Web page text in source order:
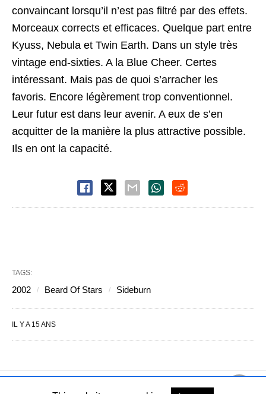
convaincant lorsqu’il n’est pas filtré par des effets.
Morceaux corrects et efficaces. Quelque part entre
Kyuss, Nebula et Twin Earth. Dans un style très
vintage end-sixties. A la Blue Cheer. Certes
intéressant. Mais pas de quoi s’arracher les
favoris. Encore légèrement trop conventionnel.
Leur futur est dans leur avenir. A eux de s’en
acquitter de la manière la plus attractive possible.
Ils en ont la capacité.
TAGS:
2002 Beard Of Stars Sideburn
IL Y A 15 ANS